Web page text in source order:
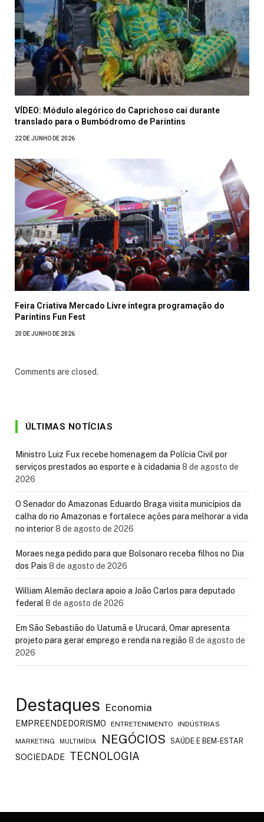
VÍDEO: Módulo alegórico do Caprichoso cai durante
translado para o Bumbódromo de Parintins
22 DE JUNHO DE 2026
Feira Criativa Mercado Livre integra programação do
Parintins Fun Fest
20 DE JUNHO DE 2026
Comments are closed.
ÚLTIMAS NOTÍCIAS
Ministro Luiz Fux recebe homenagem da Polícia Civil por
serviços prestados ao esporte e à cidadania 8 de agosto de
2026
O Senador do Amazonas Eduardo Braga visita municípios da
calha do rio Amazonas e fortalece ações para melhorar a vida
no interior8 de agosto de 2026
Moraes nega pedido para que Bolsonaro receba filhos no Dia
dos Pais 8 de agosto de 2026
William Alemão declara apoio a João Carlos para deputado
federal8 de agosto de 2026
Em São Sebastião do Uatumã e Urucará, Omar apresenta
projeto para gerar emprego e renda na região 8 de agosto de
2026
Destaques Economia
EMPREENDEDORISMO ENTRETENIMENTO INDÚSTRIAS
MARKETING MULTIMÍDIA NEGÓCIOS SAÚDE E BEM-ESTAR
SOCIEDADE TECNOLOGIA